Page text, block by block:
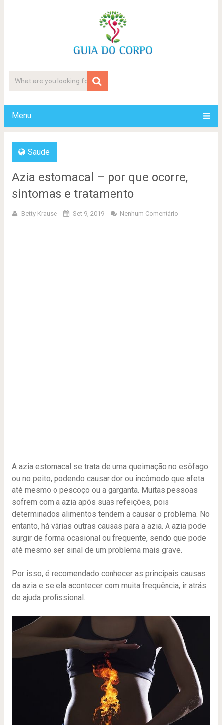
Menu
Saude
Azia estomacal – por que ocorre,
sintomas e tratamento
Betty Krause Set 9, 2019 Nenhum Comentário
A azia estomacal se trata de uma queimação no esôfago
ou no peito, podendo causar dor ou incômodo que afeta
até mesmo o pescoço ou a garganta. Muitas pessoas
sofrem com a azia após suas refeições, pois
determinados alimentos tendem a causar o problema. No
entanto, há várias outras causas para a azia. A azia pode
surgir de forma ocasional ou frequente, sendo que pode
até mesmo ser sinal de um problema mais grave.
Por isso, é recomendado conhecer as principais causas
da azia e se ela acontecer com muita frequência, ir atrás
de ajuda profissional.